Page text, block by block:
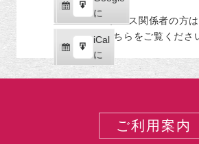
冲
激
レ
な
リ
ー
で
購
読
iCal
で
購
読
に
エ
ク
ス
ポ
iCal
に
エ
ク
プレス関係者の方は
こちらをご覧くださ
ご利用案内